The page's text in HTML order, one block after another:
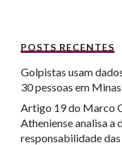
POSTS RECENTES
Golpistas usam
30 pessoas em
Artigo 19 do Marco
Atheniense analisa a
responsabilidade